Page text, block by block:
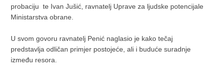
probaciju te Ivan Jušić, ravnatelj Uprave za ljudske potencijale
Ministarstva obrane.
U svom govoru ravnatelj Penić naglasio je kako tečaj
predstavlja odličan primjer postojeće, ali i buduće suradnje
između resora.